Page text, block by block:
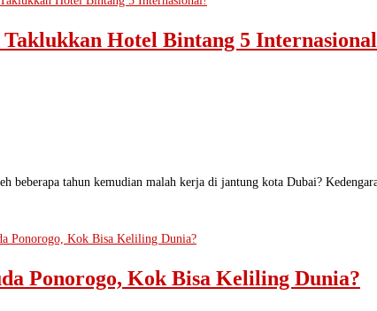
Hotel Bintang 5
beberapa tahun kemudian malah kerja di jantung kota Dubai?
Ponorogo, Kok Bisa Keliling Dunia?